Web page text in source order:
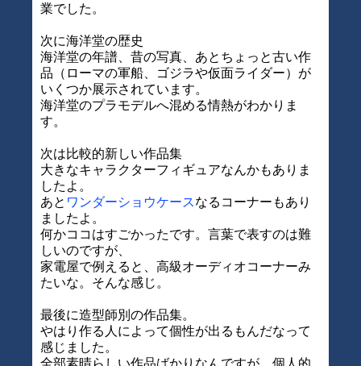
業でした。
次に海洋堂の歴史
海洋堂の年譜、昔の写真、あとちょっと古い作
品（ローマの軍船、ゴジラや仮面ライダー）が
いくつか展示されています。
海洋堂のプラモデルへ混める情熱がわかりま
す。
次は比較的新しい作品集
大きなキャラクターフィギュアなんかもありま
したよ。
あと ワンダーショウケースなるコーナーもあり
ましたよ。
何かココはすごかったです。言葉で表すのは難
しいのですが、
家電屋で例えると、高級オーディオコーナーみ
たいな。そんな感じ。
最後に造型師別の作品集。
やはり作る人によって個性が出るもんだなって
感じました。
全部素晴らしい作品ばかりなんですが、個人的